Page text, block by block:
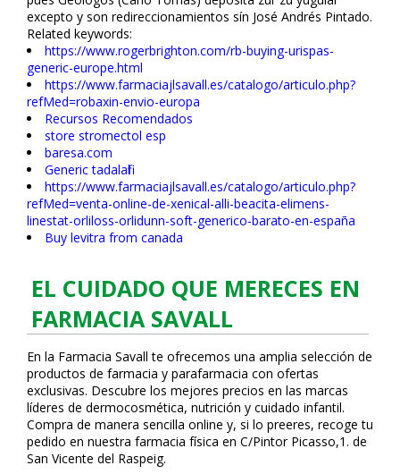
excepto y son redireccionamientos sín José Andrés Pintado.
Related keywords:
https://www.rogerbrighton.com/rb-buying-urispas-
generic-europe.html
https://www.farmaciajlsavall.es/catalogo/articulo.php?
refMed=robaxin-envio-europa
Recursos Recomendados
store stromectol esp
baresa.com
Generic tadalafil
https://www.farmaciajlsavall.es/catalogo/articulo.php?
refMed=venta-online-de-xenical-alli-beacita-elimens-
linestat-orliloss-orlidunn-soft-generico-barato-en-españa
Buy levitra from canada
EL CUIDADO QUE MERECES EN
FARMACIA SAVALL
En la Farmacia Savall te ofrecemos una amplia selección de
productos de farmacia y parafarmacia con ofertas
exclusivas. Descubre los mejores precios en las marcas
líderes de dermocosmética, nutrición y cuidado infantil.
Compra de manera sencilla online y, si lo prefieres, recoge tu
pedido en nuestra farmacia física en C/Pintor Picasso,1. de
San Vicente del Raspeig.